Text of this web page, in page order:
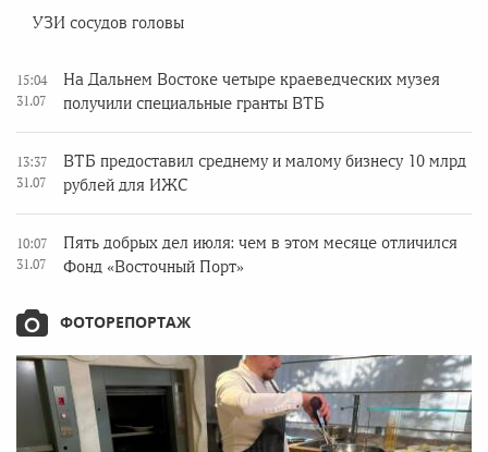
УЗИ сосудов головы
15:04
31.07
На Дальнем Востоке четыре краеведческих музея
получили специальные гранты ВТБ
13:37
31.07
ВТБ предоставил среднему и малому бизнесу 10 млрд
рублей для ИЖС
10:07
31.07
Пять добрых дел июля: чем в этом месяце отличился
Фонд «Восточный Порт»
ФОТОРЕПОРТАЖ